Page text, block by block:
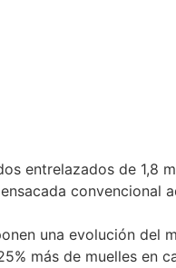
entrelazados de 1,8
convencional
una evolución del
más de muelles en